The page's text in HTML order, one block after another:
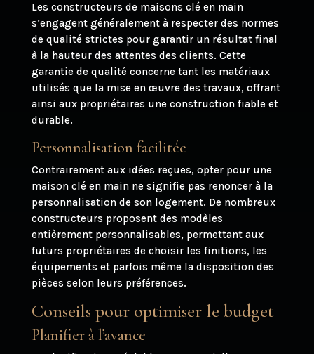
Les constructeurs de maisons clé en main
s’engagent généralement à respecter des normes
de qualité strictes pour garantir un résultat final
à la hauteur des attentes des clients. Cette
garantie de qualité concerne tant les matériaux
utilisés que la mise en œuvre des travaux, offrant
ainsi aux propriétaires une construction fiable et
durable.
Personnalisation facilitée
Contrairement aux idées reçues, opter pour une
maison clé en main ne signifie pas renoncer à la
personnalisation de son logement. De nombreux
constructeurs proposent des modèles
entièrement personnalisables, permettant aux
futurs propriétaires de choisir les finitions, les
équipements et parfois même la disposition des
pièces selon leurs préférences.
Conseils pour optimiser le budget
Planifier à l’avance